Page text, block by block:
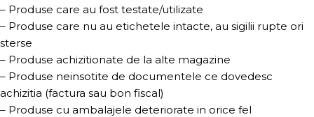
– Produse care au fost testate/utilizate
– Produse care nu au etichetele intacte, au sigilii rupte ori
sterse
– Produse achizitionate de la alte magazine
– Produse neinsotite de documentele ce dovedesc
achizitia (factura sau bon fiscal)
– Produse cu ambalajele deteriorate in orice fel